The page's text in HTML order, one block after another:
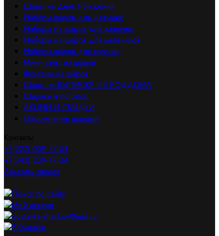
Шары на День Рождения
Наборы шаров для девушек
Наборы из шаров для девочек
Наборы из шаров для мальчиков
Наборы шаров для мужчин
Мини сеты из шаров
Фонтаны из шаров
Шары на ВЫПИСКУ ИЗ РОДДОМА
Шарики в потолок
АКЦИИ И СКИДКИ
Оформление шарами
+7(927) 039-47-34
+7(843) 239-47-34
Заказать звонок
Поиск по сайту
Мой аккаунт
dostavka-sharikov@mail.ru
ВКонтакте